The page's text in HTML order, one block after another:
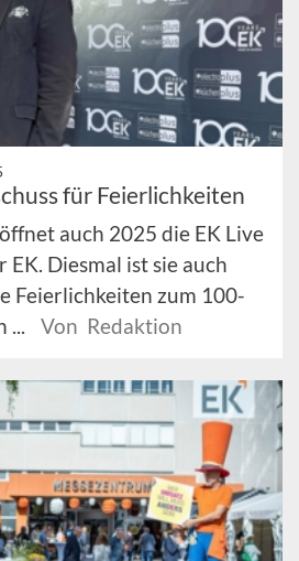
für Feierlichkeiten
auch 2025 die EK Live
EK. Diesmal ist sie auch
Feierlichkeiten zum 100-
...
Von Redaktion